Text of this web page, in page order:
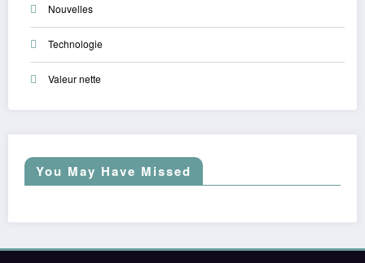
Nouvelles
Technologie
Valeur nette
You May Have Missed